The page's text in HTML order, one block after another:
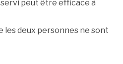
peut être efficace à
les deux personnes ne sont